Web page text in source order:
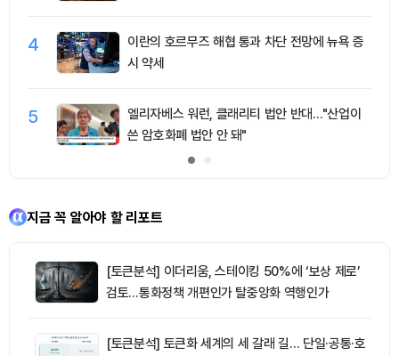
4
이란의 호르무즈 해협 통과 차단 전망에 뉴욕 증
시 약세
5
엘리자베스 워런, 클래리티 법안 반대…"산업이
쓴 암호화폐 법안 안 돼"
지금 꼭 알아야 할 리포트
[토큰분석] 이더리움, 스테이킹 50%에 ‘보상 제로’
검토…통화정책 개편인가 탈중앙화 역행인가
[토큰분석] 토큰화 세계의 세 갈래 길… 단일·공통·호